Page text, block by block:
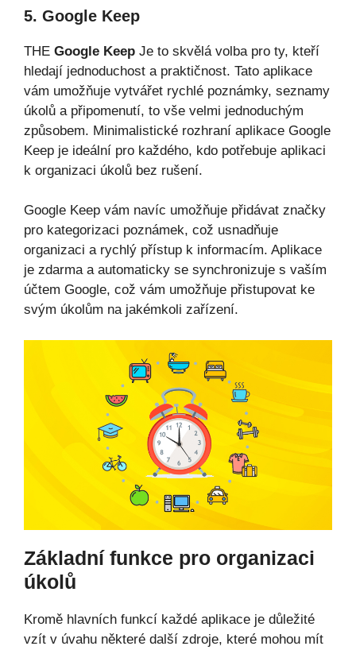
5. Google Keep
THE Google Keep Je to skvělá volba pro ty, kteří
hledají jednoduchost a praktičnost. Tato aplikace
vám umožňuje vytvářet rychlé poznámky, seznamy
úkolů a připomenutí, to vše velmi jednoduchým
způsobem. Minimalistické rozhraní aplikace Google
Keep je ideální pro každého, kdo potřebuje aplikaci
k organizaci úkolů bez rušení.
Google Keep vám navíc umožňuje přidávat značky
pro kategorizaci poznámek, což usnadňuje
organizaci a rychlý přístup k informacím. Aplikace
je zdarma a automaticky se synchronizuje s vaším
účtem Google, což vám umožňuje přistupovat ke
svým úkolům na jakémkoli zařízení.
Základní funkce pro organizaci
úkolů
Kromě hlavních funkcí každé aplikace je důležité
vzít v úvahu některé další zdroje, které mohou mít